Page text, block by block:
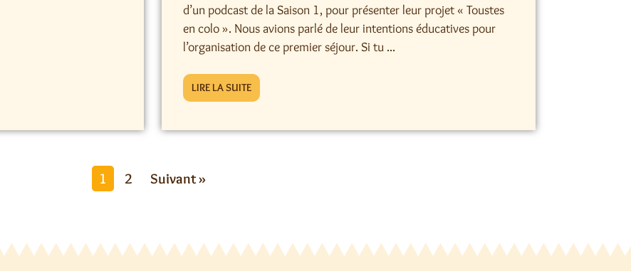
d’un podcast de la Saison 1, pour présenter leur projet « Toustes
en colo ». Nous avions parlé de leur intentions éducatives pour
l’organisation de ce premier séjour. Si tu ...
LIRE LA SUITE
1 2 Suivant »